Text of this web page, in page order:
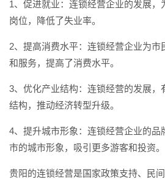
1、促进就业：连锁经营企业的发展，
岗位，降低了失业率。
2、提高消费水平：连锁经营企业为市
和服务，提高了消费水平。
3、优化产业结构：连锁经营的发展，
结构，推动经济转型升级。
4、提升城市形象：连锁经营企业的品
市的城市形象，吸引更多游客和投资。
贵阳的连锁经营是国家政策支持、民